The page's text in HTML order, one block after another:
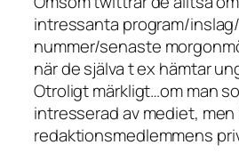
intressanta program/
nummer/senaste
när de själva t ex hämtar
Otroligt märkligt…om man
intresserad av mediet,
redaktionsmedlemmens